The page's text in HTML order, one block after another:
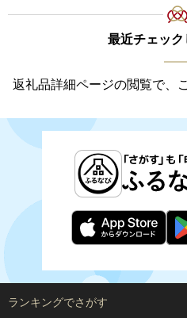
最近チェッ
返礼品詳細ページの閲覧で、
ランキングでさがす